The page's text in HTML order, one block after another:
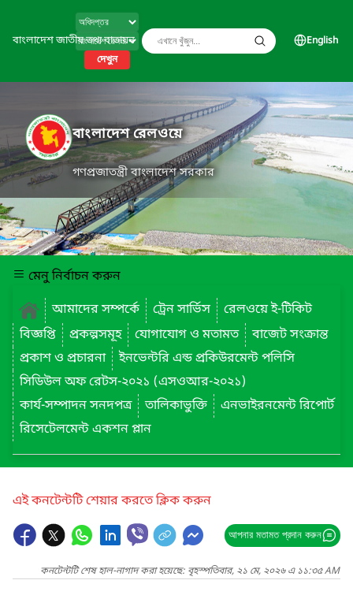
বাংলাদেশ জাতীয় তথ্য বাতায়ন
দেখুন
English
বাংলাদেশ রেলওয়ে
গণপ্রজাতন্ত্রী বাংলাদেশ সরকার
মেনু নির্বাচন করুন
আমাদের সম্পর্কে
ট্রেন সার্ভিস
রেলওয়ে ই-টিকিট
বিজ্ঞপ্তি
প্রকল্পসমূহ যোগাযোগ ও মতামত
বাজেট সংক্রান্ত
প্রকাশ ও প্রচারনা
ইনভেন্টরি এন্ড প্রকিউরমেন্ট পলিসি
সিডিউল অফ রেটস-২০২১ (এসওআর-২০২১)
কার্য-সম্পাদন সনদপত্র
তালিকাভুক্তি
এনভাইরনমেন্ট রিপোর্ট
রিসেটেলমেন্ট একশন প্লান
এই কনটেন্টটি শেয়ার করতে ক্লিক করুন
আপনার মতামত প্রদান করুন
কনটেন্টটি শেষ হাল-নাগাদ করা হয়েছে: বৃহস্পতিবার, ২১ মে, ২০২৬ এ ১১:৩৫ AM